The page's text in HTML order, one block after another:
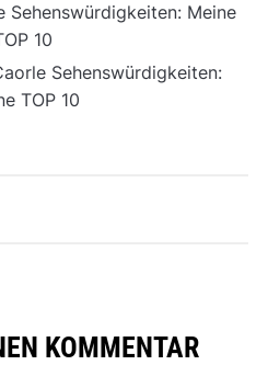
Sehenswürdigkeiten: Meine
10
Sehenswürdigkeiten:
TOP 10
KOMMENTAR